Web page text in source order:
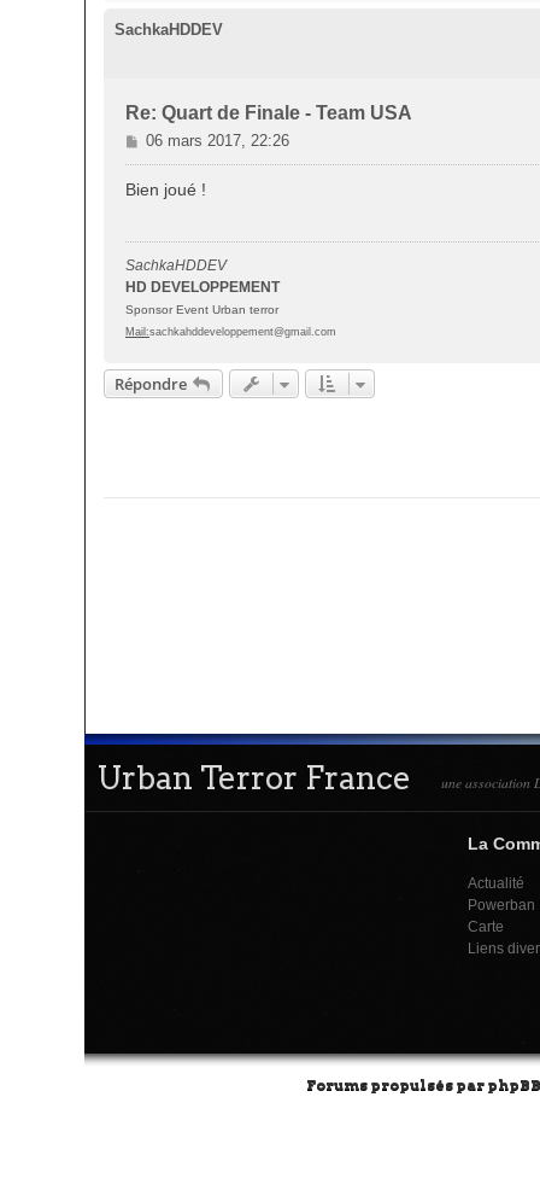
SachkaHDDEV
Re: Quart de Finale - Team USA
M
e
s
g
e
06 mars 2017, 22:26
Bien joué !
SachkaHDDEV
HD DEVELOPPEMENT
Sponsor Event Urban terror
Mail:sachkahddeveloppement@gmail.com
Répondre
Urban Terror France une association
La
Actualité
Powerban
Carte
Liens
Forums propulsés par phpBB